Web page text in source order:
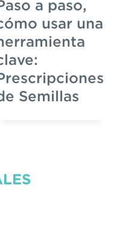
a paso,
usar una
Semillas